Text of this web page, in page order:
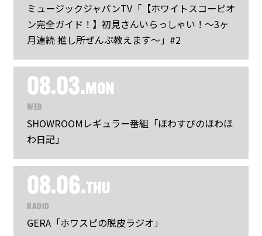
ミュージックジャパンTV「【ホワイトスコーピオ
ン完全ガイド！】初見さんいらっしゃい！～3ヶ
月連続 推し所ぜんぶ教えます～」#2
08.03.MON
WEB
SHOWROOMレギュラー番組「ほわすぴのほわほ
わ日記」
08.06.THU
RADIO
GERA「ホワスピの脱皮ラジオ」